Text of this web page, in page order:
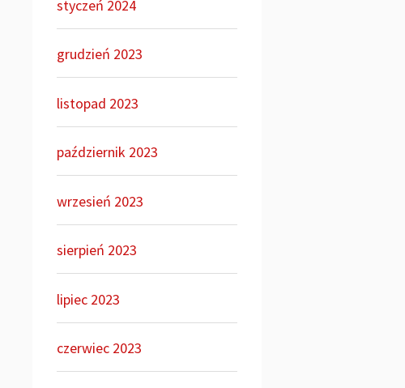
styczeń 2024
grudzień 2023
listopad 2023
październik 2023
wrzesień 2023
sierpień 2023
lipiec 2023
czerwiec 2023